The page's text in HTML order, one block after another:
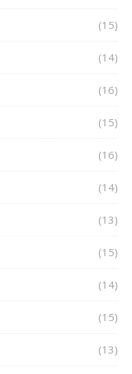
(15)
(14)
(16)
(15)
(16)
(14)
(13)
(15)
(14)
(15)
(13)